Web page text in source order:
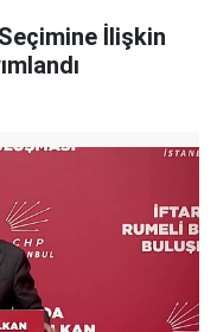
İlişkin